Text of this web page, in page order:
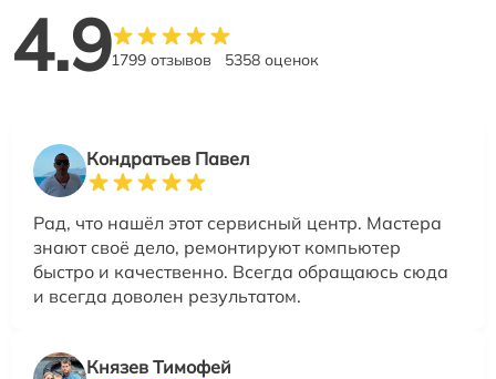
4.91799 отзывов 5358 оценок
Кондратьев Павел
Рад, что нашёл этот сервисный центр. Мастера
знают своё дело, ремонтируют компьютер
быстро и качественно. Всегда обращаюсь сюда
и всегда доволен результатом.
Князев Тимофей